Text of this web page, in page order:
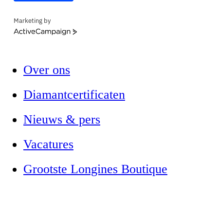
Marketing by
ActiveCampaign
Over ons
Diamantcertificaten
Nieuws & pers
Vacatures
Grootste Longines Boutique